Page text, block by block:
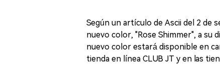
Según un artículo de Ascii del 2 de
nuevo color, "Rose Shimmer", a su
nuevo color estará disponible en
tienda en línea CLUB JT y en las